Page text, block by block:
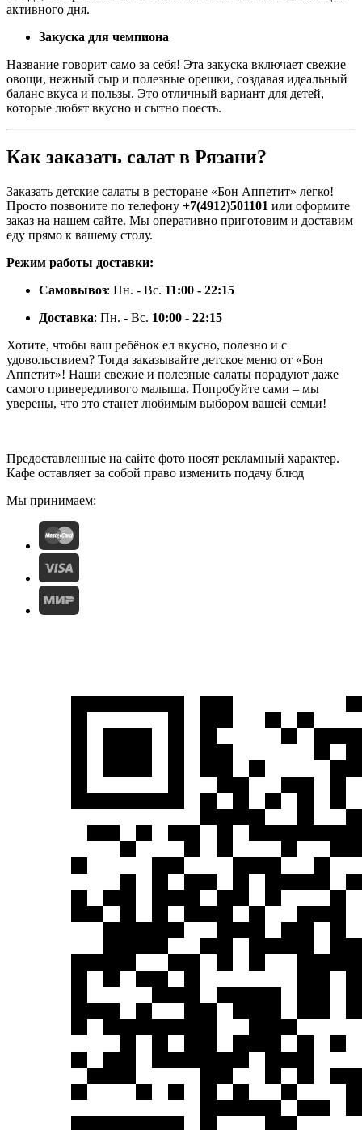
активного дня.
Закуска для чемпиона
Название говорит само за себя! Эта закуска включает свежие
овощи, нежный сыр и полезные орешки, создавая идеальный
баланс вкуса и пользы. Это отличный вариант для детей,
которые любят вкусно и сытно поесть.
Как заказать салат в Рязани?
Заказать детские салаты в ресторане «Бон Аппетит» легко!
Просто позвоните по телефону +7(4912)501101 или оформите
заказ на нашем сайте. Мы оперативно приготовим и доставим
еду прямо к вашему столу.
Режим работы доставки:
Самовывоз: Пн. - Вс. 11:00 - 22:15
Доставка: Пн. - Вс. 10:00 - 22:15
Хотите, чтобы ваш ребёнок ел вкусно, полезно и с
удовольствием? Тогда заказывайте детское меню от «Бон
Аппетит»! Наши свежие и полезные салаты порадуют даже
самого привередливого малыша. Попробуйте сами – мы
уверены, что это станет любимым выбором вашей семьи!
Предоставленные на сайте фото носят рекламный характер.
Кафе оставляет за собой право изменить подачу блюд
Мы принимаем: